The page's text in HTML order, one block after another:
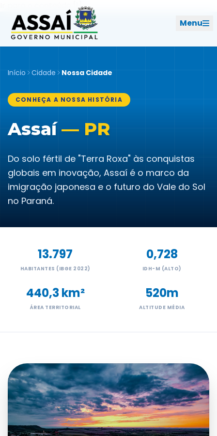
Ir para o conteúdo [1]
Menu
PERFIL DE NAVEGAÇÃO
Geral
Início
Cidade
Governo
Sou Assaiense
Contraste A- A+
CLIMA AGORA
Céu limpo
19°C• Umid.75%
Início Cidade Nossa Cidade
CONHEÇA A NOSSA HISTÓRIA
Assaí— PR
Do solo fértil de "Terra Roxa" às conquistas
globais em inovação, Assaí é o marco da
imigração japonesa e o futuro do Vale do Sol
no Paraná.
13.797
HABITANTES (IBGE 2022)
0,728
IDH-M (ALTO)
440,3 km²
ÁREA TERRITORIAL
520m
ALTITUDE MÉDIA